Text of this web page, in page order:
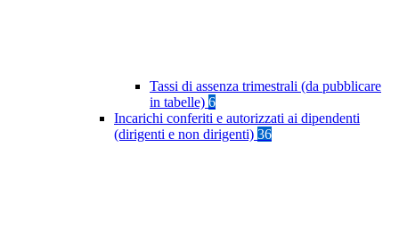
Tassi di assenza trimestrali (da pubblicare
in tabelle) 6
Incarichi conferiti e autorizzati ai dipendenti
(dirigenti e non dirigenti) 36